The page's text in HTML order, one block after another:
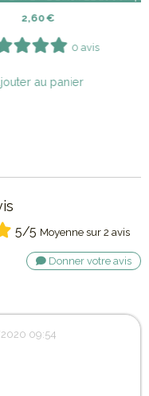
0 avis
5/5 Moyenne sur 2 avis
Donner votre avis
09:54